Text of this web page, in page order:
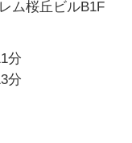
ム桜丘ビルB1F
分
分